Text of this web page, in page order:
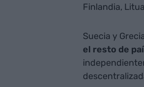
Finlandia,
Suecia y
el resto de